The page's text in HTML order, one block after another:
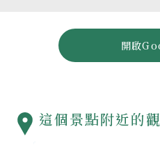
開啟
這個景點附近的